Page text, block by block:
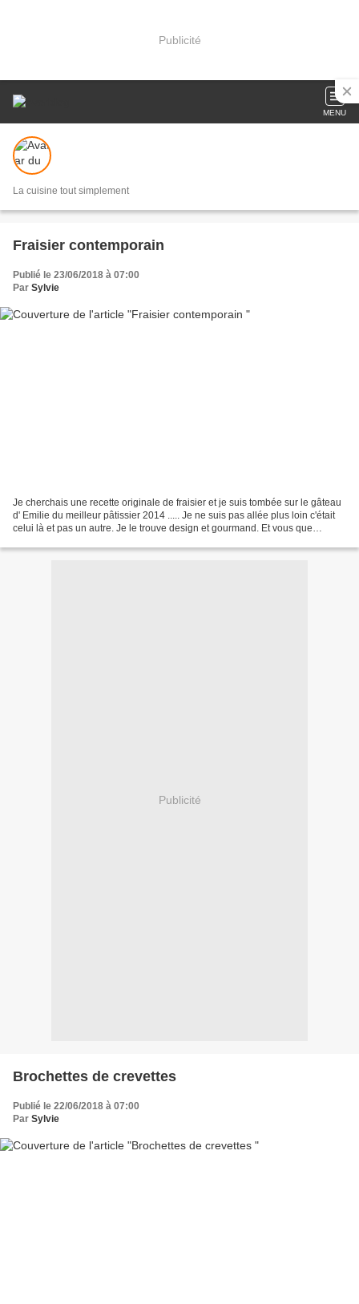
Publicité
MENU
La cuisine tout simplement
Fraisier contemporain
Publié le 23/06/2018 à 07:00
Par Sylvie
Je cherchais une recette originale de fraisier et je suis tombée sur le gâteau
d' Emilie du meilleur pâtissier 2014 ..... Je ne suis pas allée plus loin c'était
celui là et pas un autre. Je le trouve design et gourmand. Et vous que
Publicité
Brochettes de crevettes
Publié le 22/06/2018 à 07:00
Par Sylvie